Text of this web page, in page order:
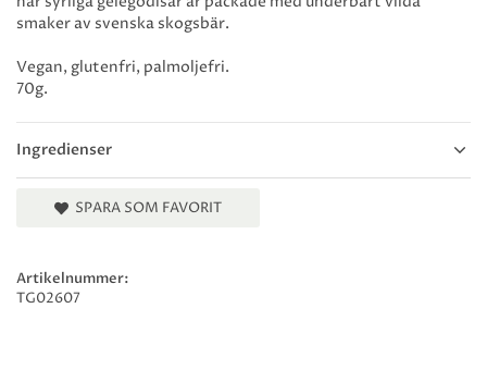
Ingredienser
smaker av svenska skogsbär.
Vegan, glutenfri, palmoljefri.
70g.
SPARA SOM FAVORIT
Artikelnummer:
TG02607